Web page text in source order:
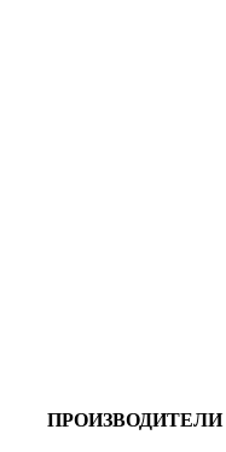
ПРОИЗВОДИТЕЛИ